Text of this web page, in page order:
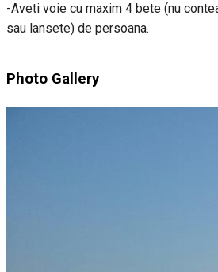
-Aveti voie cu maxim 4 bete (nu
sau lansete) de persoana.
Photo Gallery